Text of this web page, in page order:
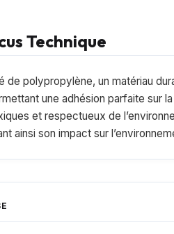
Technique
de polypropylène, un matériau
une adhésion parfaite sur
et respectueux de
ainsi son impact sur